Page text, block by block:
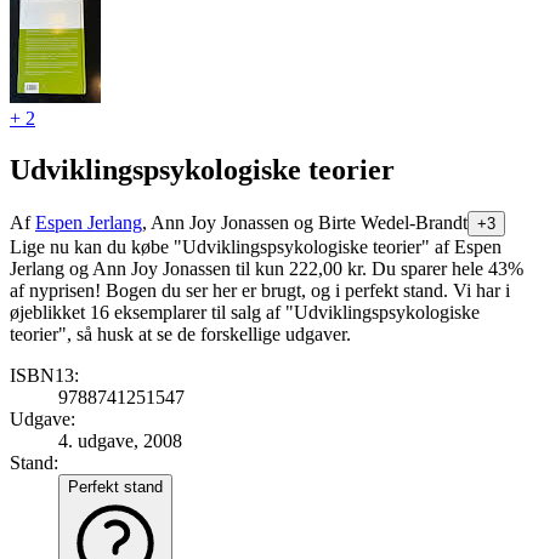
+ 2
Udviklingspsykologiske teorier
AfEspen Jerlang, Ann Joy Jonassen og Birte Wedel-Brandt +3
Lige nu kan du købe "Udviklingspsykologiske teorier" af Espen
Jerlang og Ann Joy Jonassen til kun 222,00 kr. Du sparer hele 43%
af nyprisen! Bogen du ser her er brugt, og i perfekt stand. Vi har i
øjeblikket 16 eksemplarer til salg af "Udviklingspsykologiske
teorier", så husk at se de forskellige udgaver.
ISBN13:
9788741251547
Udgave:
4. udgave, 2008
Stand:
Perfekt stand